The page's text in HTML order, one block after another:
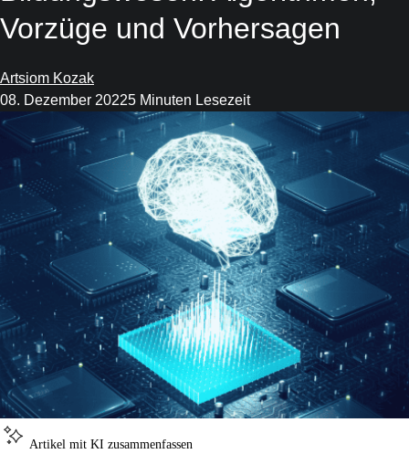
Vorzüge und Vorhersagen
Artsiom Kozak
08. Dezember 20225 Minuten Lesezeit
Artikel mit KI zusammenfassen